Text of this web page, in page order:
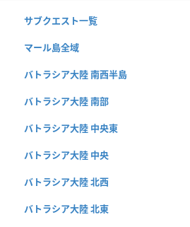
サブクエスト一覧
マール島全域
バトラシア大陸 南西半島
バトラシア大陸 南部
バトラシア大陸 中央東
バトラシア大陸 中央
バトラシア大陸 北西
バトラシア大陸 北東